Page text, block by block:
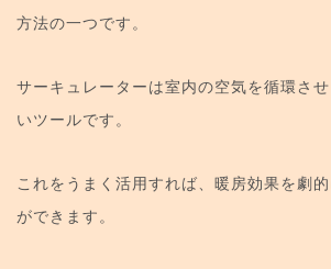
方法の一つです。
サーキュレーターは室内の空気を循環さ
いツールです。
これをうまく活用すれば、暖房効果を劇
ができます。